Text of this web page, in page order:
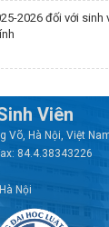
2026 đối với sinh
Viên
Võ, Hà Nội, Việt
84.4.38343226
Nội